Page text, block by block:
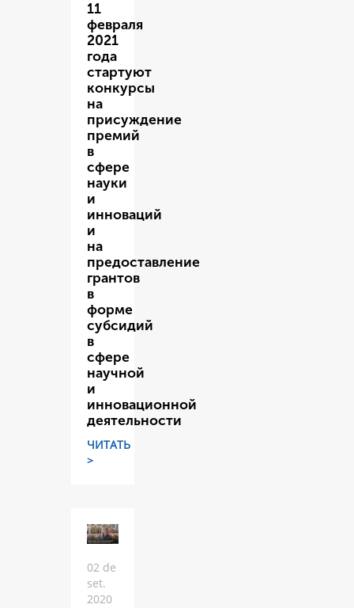
11
февраля
2021
года
стартуют
конкурсы
на
присуждение
премий
в
сфере
науки
и
инноваций
и
на
предоставление
грантов
в
форме
субсидий
в
сфере
научной
и
инновационной
деятельности
ЧИТАТЬ
>
02 de
set.
2020